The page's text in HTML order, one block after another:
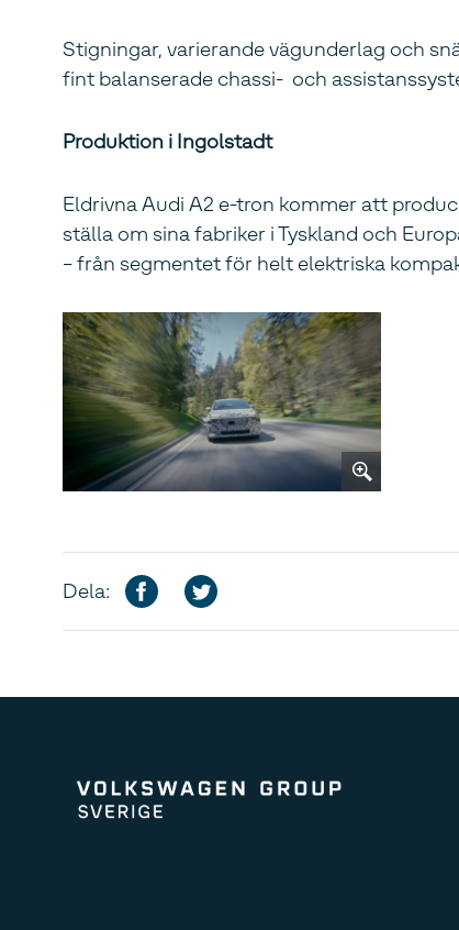
Stigningar, varierande vägunderlag och
fint balanserade chassi- och
Produktion i Ingolstadt
Eldrivna Audi A2 e-tron kommer att
ställa om sina fabriker i Tyskland och
– från segmentet för helt elektriska
Dela: